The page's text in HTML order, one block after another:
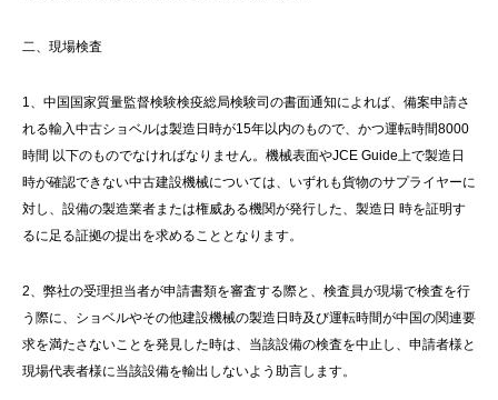
二、現場検査
1、中国国家質量監督検験検疫総局検験司の書面通知によれば、備案申請さ
れる輸入中古ショベルは製造日時が15年以内のもので、かつ運転時間8000
時間 以下のものでなければなりません。機械表面やJCE Guide上で製造日
時が確認できない中古建設機械については、いずれも貨物のサプライヤーに
対し、設備の製造業者または権威ある機関が発行した、製造日 時を証明す
るに足る証拠の提出を求めることとなります。
2、弊社の受理担当者が申請書類を審査する際と、検査員が現場で検査を行
う際に、ショベルやその他建設機械の製造日時及び運転時間が中国の関連要
求を満たさないことを発見した時は、当該設備の検査を中止し、申請者様と
現場代表者様に当該設備を輸出しないよう助言します。